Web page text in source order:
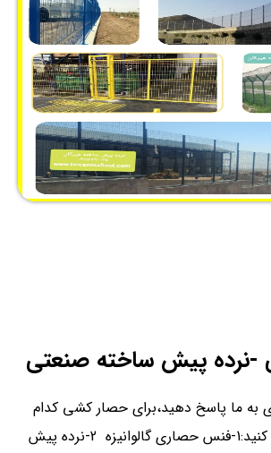
نرده پیش ساخته صنعتی
به ما پاسخ دهید،برای حصار کشی کدام
گزینه را انتخاب می کنید:1-فنس حصاری گالوانیزه 2-نرده پیش